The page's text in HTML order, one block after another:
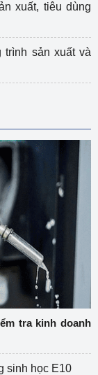
xuất, tiêu dùng
sản xuất và
tra kinh doanh
sinh học E10